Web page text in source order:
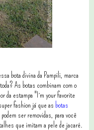
bota divina da Pampili, marca
As botas combinam com o
da estampa "I´m your favorite
fashion já que as botas
ser removidas, para você
que imitam a pele de jacaré.